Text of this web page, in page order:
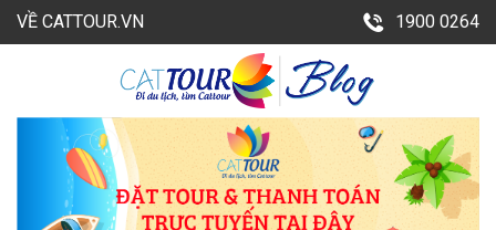
VỀ CATTOUR.VN 1900 0264